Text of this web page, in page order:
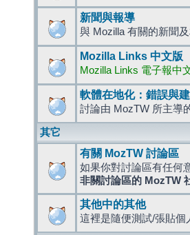
新聞與報導
與 Mozilla 有關的新聞及
Mozilla Links 中文版
Mozilla Links 電子報中
軟體在地化：錯誤與
討論由 MozTW 所主導
其它
有關 MozTW 討論區
如果你對討論區有任何
非關討論區的 MozTW
其他中的其他
這裡是隨便測試/張貼